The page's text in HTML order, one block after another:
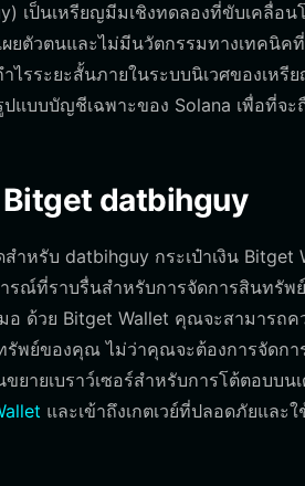
เป็นเหรียญมีมเชิงทดลองที่ขับเคลื่อ
ยตัวตนและไม่มีนวัตกรรมทางเทคนิ
ไรระยะสั้นภายในระบบนิเวศของเห
ปแบบบัญชีเฉพาะของ Solana เพื่อที่จ
Bitget datbihguy
หรับ datbihguy กระเป๋าเงิน Bitget
ณ์ที่ราบรื่นสำหรับการจัดการสินทรัพ
อ ด้วย Bitget Wallet คุณจะสามาร
พย์ของคุณ ไม่ว่าคุณจะต้องการจัดกา
ยายเบราว์เซอร์สำหรับการโต้ตอบ
และเข้าถึงเกตเวย์ที่ปลอดภัยและ